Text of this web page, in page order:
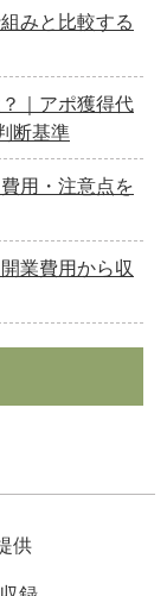
みと比較する
｜アポ獲得代
断基準
用・注意点を
業費用から収
供